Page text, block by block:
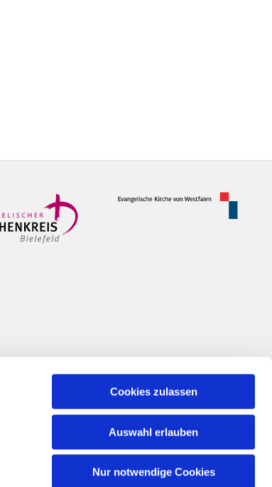
Cookies zulassen
Auswahl erlauben
Nur notwendige Cookies